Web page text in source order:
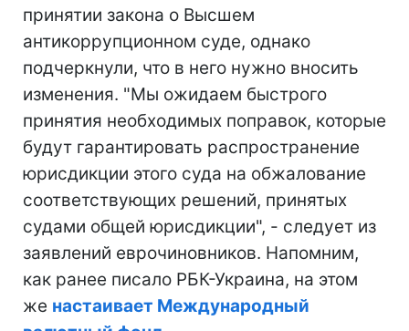
принятии закона о Высшем
антикоррупционном суде, однако
подчеркнули, что в него нужно вносить
изменения. "Мы ожидаем быстрого
принятия необходимых поправок, которые
будут гарантировать распространение
юрисдикции этого суда на обжалование
соответствующих решений, принятых
судами общей юрисдикции", - следует из
заявлений еврочиновников. Напомним,
как ранее писало РБК-Украина, на этом
же настаивает Международный